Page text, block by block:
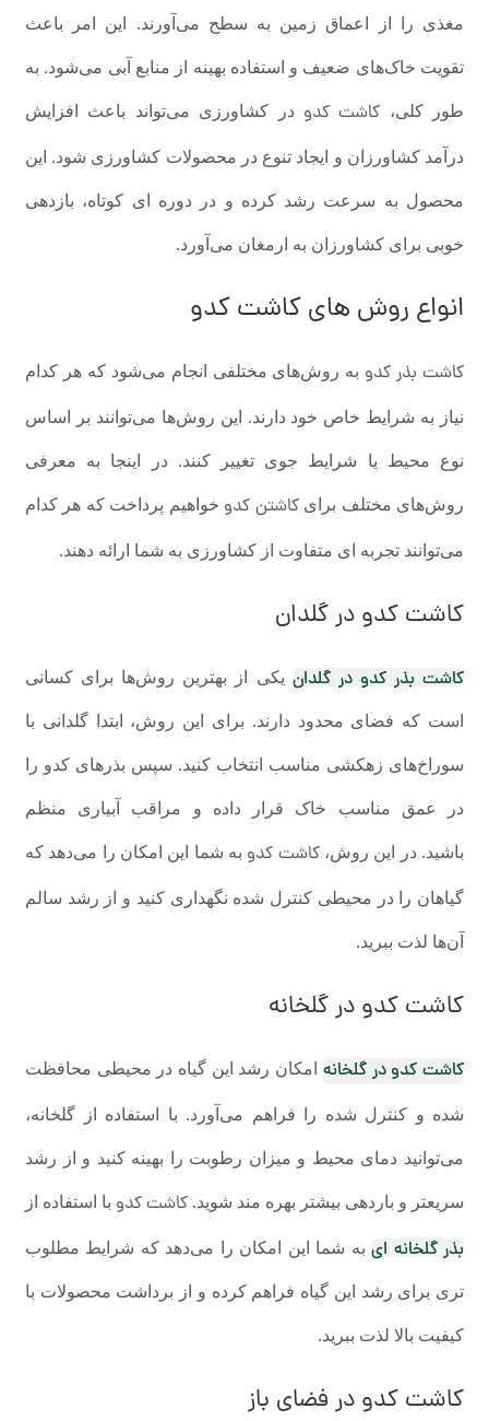
مغذی را از اعماق زمین به سطح می‌آورند. این امر باعث
تقویت خاک‌های ضعیف و استفاده بهینه از منابع آبی می‌شود. به
طور کلی، کاشت کدو در کشاورزی می‌تواند باعث افزایش
درآمد کشاورزان و ایجاد تنوع در محصولات کشاورزی شود. این
محصول به سرعت رشد کرده و در دوره ای کوتاه، بازدهی
خوبی برای کشاورزان به ارمغان می‌آورد.
انواع روش های کاشت کدو
کاشت بذر کدو به روش‌های مختلفی انجام می‌شود که هر کدام
نیاز به شرایط خاص خود دارند. این روش‌ها می‌توانند بر اساس
نوع محیط یا شرایط جوی تغییر کنند. در اینجا به معرفی
روش‌های مختلف برایکاشتن کدو خواهیم پرداخت که هر کدام
می‌توانند تجربه ای متفاوت از کشاورزی به شما ارائه دهند.
کاشت کدو در گلدان
کاشت بذر کدو در گلدان یکی از بهترین روش‌ها برای کسانی
است که فضای محدود دارند. برای این روش، ابتدا گلدانی با
سوراخ‌های زهکشی مناسب انتخاب کنید. سپس بذرهای کدو را
در عمق مناسب خاک قرار داده و مراقب آبیاری منظم
باشید. در این روش،کاشت کدو به شما این امکان را می‌دهد که
گیاهان را در محیطی کنترل شده نگهداری کنید و از رشد سالم
آن‌ها لذت ببرید.
کاشت کدو در گلخانه
کاشت کدو در گلخانه امکان رشد این گیاه در محیطی محافظت
شده و کنترل شده را فراهم می‌آورد. با استفاده از گلخانه،
می‌توانید دمای محیط و میزان رطوبت را بهینه کنید و از رشد
سریعتر و باردهی بیشتر بهره مند شوید. کاشت کدو با استفاده از
بذر گلخانه ایبه شما این امکان را می‌دهد که شرایط مطلوب
تری برای رشد این گیاه فراهم کرده و از برداشت محصولات با
کیفیت بالا لذت ببرید.
کاشت کدو در فضای باز